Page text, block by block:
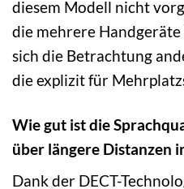
diesem Modell nicht
die mehrere
sich die Betrachtung
die explizit für
Wie gut ist die
über längere Distanzen
Dank der DECT-